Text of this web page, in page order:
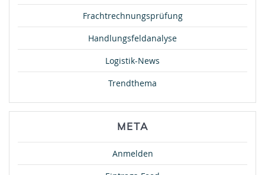
Frachtrechnungsprüfung
Handlungsfeldanalyse
Logistik-News
Trendthema
META
Anmelden